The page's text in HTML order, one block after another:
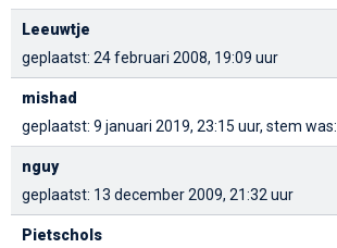
Leeuwtje
geplaatst: 24 februari 2008, 19:09 uur
mishad
geplaatst: 9 januari 2019, 23:15 uur, stem was:
nguy
geplaatst: 13 december 2009, 21:32 uur
Pietschols